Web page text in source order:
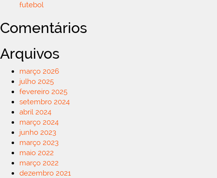
futebol
Comentários
Arquivos
março 2026
julho 2025
fevereiro 2025
setembro 2024
abril 2024
março 2024
junho 2023
março 2023
maio 2022
março 2022
dezembro 2021